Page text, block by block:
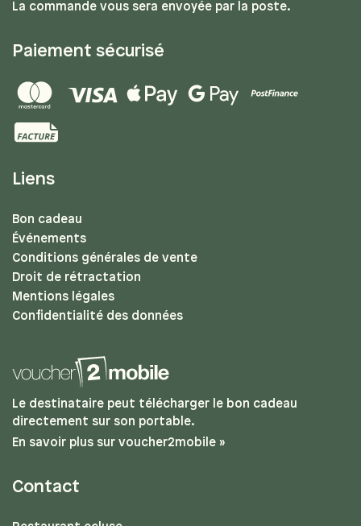
La commande vous sera envoyée par la poste.
Paiement sécurisé
Liens
Bon cadeau
Événements
Conditions générales de vente
Droit de rétractation
Mentions légales
Confidentialité des données
Le destinataire peut télécharger le bon cadeau
directement sur son portable.
En savoir plus sur voucher2mobile »
Contact